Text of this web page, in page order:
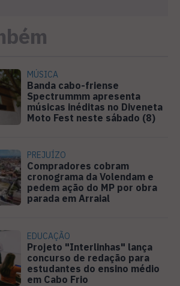
MÚSICA
Banda cabo-friense
Spectrummm apresenta
músicas inéditas no Diveneta
Moto Fest neste sábado (8)
PREJUÍZO
Compradores cobram
cronograma da Volendam e
pedem ação do MP por obra
parada em Arraial
EDUCAÇÃO
Projeto "Interlinhas" lança
concurso de redação para
estudantes do ensino médio
em Cabo Frio